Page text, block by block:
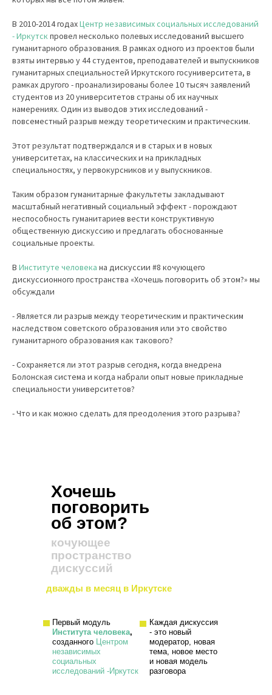
В 2010-2014 годахЦентр независимых социальных исследований
- Иркутскпровел несколько полевых исследований высшего
гуманитарного образования. В рамках одного из проектов были
взяты интервью у 44 студентов, преподавателей и выпускников
гуманитарных специальностей Иркутского госуниверситета, в
рамках другого - проанализированы более 10 тысяч заявлений
студентов из 20 университетов страны об их научных
намерениях. Один из выводов этих исследований -
повсеместный разрыв между теоретическим и практическим.
Этот результат подтверждался и в старых и в новых
университетах, на классических и на прикладных
специальностях, у первокурсников и у выпускников.
Таким образом гуманитарные факультеты закладывают
масштабный негативный социальный эффект - порождают
неспособность гуманитариев вести конструктивную
общественную дискуссию и предлагать обоснованные
социальные проекты.
В Институте человека на дискуссии #8 кочующего
дискуссионного пространства «Хочешь поговорить об этом?» мы
обсуждали
- Является ли разрыв между теоретическим и практическим
наследством советского образования или это свойство
гуманитарного образования как такового?
- Сохраняется ли этот разрыв сегодня, когда внедрена
Болонская система и когда набрали опыт новые прикладные
специальности университетов?
- Что и как можно сделать для преодоления этого разрыва?
Хочешь
поговорить
об этом?
Первый модуль
Института человека,
созданного Центром
независимых
социальных
исследований -Иркутск
кочующее
пространство
дискуссий
Каждая дискуссия
- это новый
модератор, новая
тема, новое место
и новая модель
разговора
дважды в месяц в Иркутске